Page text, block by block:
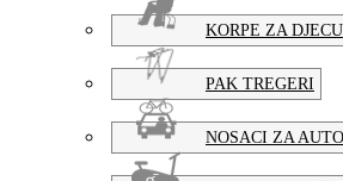
KORPE ZA DJECU
PAK TREGERI
NOSACI ZA AUTO